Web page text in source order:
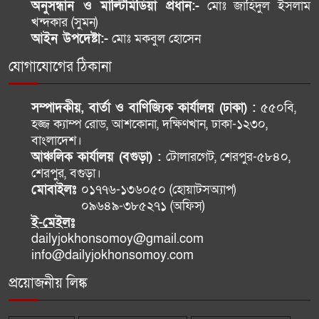
চট্টগ্রামে নওফেলের বাসভবনে আগুন
দেওয়ার চেষ্টার অভিযোগ
বাহিনী ঝুঁকিতে: ইরান
অনুসন্ধান ও মাল্টিমিডিয়া প্রধান:- মোঃ জাহিদুল ইসলাম
খন্দকার (সুমন)
আইন উপদেষ্টা:- মোঃ মকবুল হোসেন
যোগাযোগের ঠিকানা
সম্পাদকীয়, বার্তা ও বাণিজ্যিক কার্যালয় (ঢাকা) : ৫৫০বি,
হজ্জ ক্যাম্প রোড, আশকোনা, দক্ষিণখান, ঢাকা-১২৩০,
বাংলাদেশ।
আঞ্চলিক কার্যালয় (বগুড়া) : টোলারগেট, শেরপুর-৫৮৪০,
শেরপুর, বগুড়া।
মোবাইলঃ ০১৭৭৬-১৩৬০৫০ (হোয়াটসঅ্যাপ)
০৯৬৪৯-৩৮৫২৭১ (অফিস)
ই-মেইলঃ
dailyjokhonsomoy@gmail.com
info@dailyjokhonsomoy.com
প্রয়োজনীয় লিঙ্ক